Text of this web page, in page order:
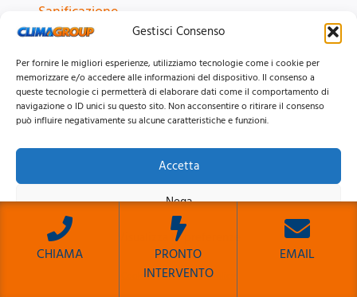
Gestisci Consenso
Per fornire le migliori esperienze, utilizziamo tecnologie come i cookie per
memorizzare e/o accedere alle informazioni del dispositivo. Il consenso a
queste tecnologie ci permetterà di elaborare dati come il comportamento di
navigazione o ID unici su questo sito. Non acconsentire o ritirare il consenso
può influire negativamente su alcune caratteristiche e funzioni.
Accetta
Nega
Visualizza le preferenze
Cookie PolicyPrivacy Policy
ZONE CONDIZIONATORI
Centro Storico
Montesacro
Roma e provincia
Tutte le zone
Sanificazione
Vendita
CHIAMA
PRONTO
INTERVENTO
EMAIL